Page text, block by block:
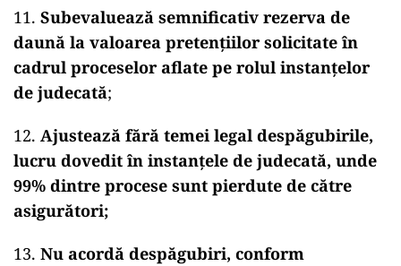
11. Subevaluează semnificativ rezerva de
daună la valoarea pretențiilor solicitate în
cadrul proceselor aflate pe rolul instanțelor
de judecată;
12. Ajustează fără temei legal despăgubirile,
lucru dovedit în instanțele de judecată, unde
99% dintre procese sunt pierdute de către
asigurători;
13. Nu acordă despăgubiri, conform